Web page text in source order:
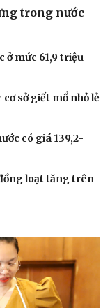
trong nước
ở mức 61,9 triệu
sở giết mổ nhỏ lẻ
có giá 139,2-
loạt tăng trên